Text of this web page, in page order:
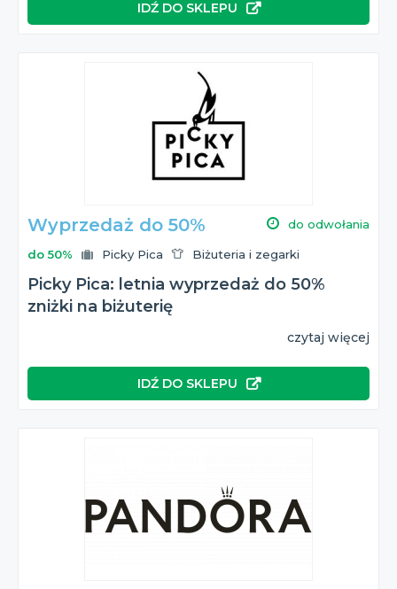
IDŹ DO SKLEPU
Wyprzedaż do 50% do odwołania
do 50% Picky Pica Biżuteria i zegarki
Picky Pica: letnia wyprzedaż do 50%
zniżki na biżuterię
czytaj więcej
IDŹ DO SKLEPU